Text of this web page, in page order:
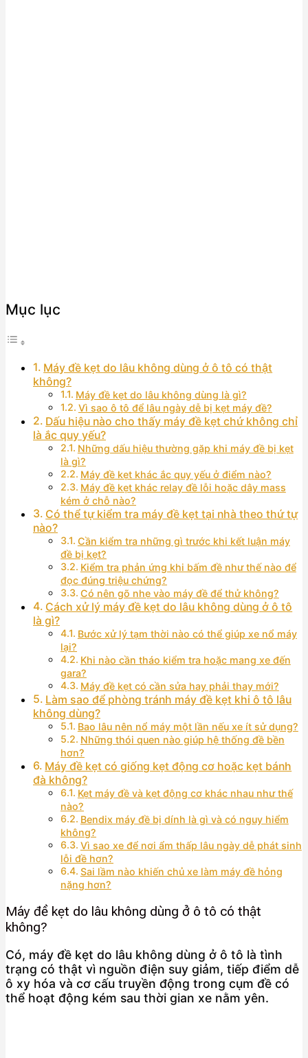
Mục lục
Máy đề kẹt do lâu không dùng ở ô tô có thật
không?
Máy đề kẹt do lâu không dùng là gì?
Vì sao ô tô để lâu ngày dễ bị kẹt máy đề?
Dấu hiệu nào cho thấy máy đề kẹt chứ không chỉ
là ắc quy yếu?
Những dấu hiệu thường gặp khi máy đề bị kẹt
là gì?
Máy đề kẹt khác ắc quy yếu ở điểm nào?
Máy đề kẹt khác relay đề lỗi hoặc dây mass
kém ở chỗ nào?
Có thể tự kiểm tra máy đề kẹt tại nhà theo thứ tự
nào?
Cần kiểm tra những gì trước khi kết luận máy
đề bị kẹt?
Kiểm tra phản ứng khi bấm đề như thế nào để
đọc đúng triệu chứng?
Có nên gõ nhẹ vào máy đề để thử không?
Cách xử lý máy đề kẹt do lâu không dùng ở ô tô
là gì?
Bước xử lý tạm thời nào có thể giúp xe nổ máy
lại?
Khi nào cần tháo kiểm tra hoặc mang xe đến
gara?
Máy đề kẹt có cần sửa hay phải thay mới?
Làm sao để phòng tránh máy đề kẹt khi ô tô lâu
không dùng?
Bao lâu nên nổ máy một lần nếu xe ít sử dụng?
Những thói quen nào giúp hệ thống đề bền
hơn?
Máy đề kẹt có giống kẹt động cơ hoặc kẹt bánh
đà không?
Kẹt máy đề và kẹt động cơ khác nhau như thế
nào?
Bendix máy đề bị dính là gì và có nguy hiểm
không?
Vì sao xe để nơi ẩm thấp lâu ngày dễ phát sinh
lỗi đề hơn?
Sai lầm nào khiến chủ xe làm máy đề hỏng
nặng hơn?
Máy đề kẹt do lâu không dùng ở ô tô có thật
không?
Có, máy đề kẹt do lâu không dùng ở ô tô là tình
trạng có thật vì nguồn điện suy giảm, tiếp điểm dễ
ô xy hóa và cơ cấu truyền động trong cụm đề có
thể hoạt động kém sau thời gian xe nằm yên.